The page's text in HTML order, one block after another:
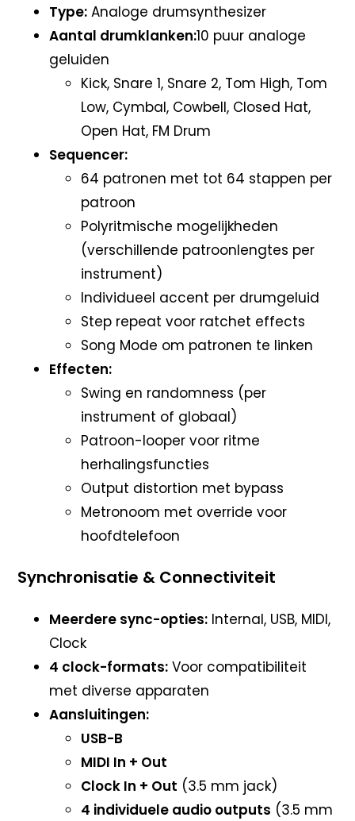
Type: Analoge drumsynthesizer
Aantal drumklanken:10 puur analoge
geluiden
Kick, Snare 1, Snare 2, Tom High, Tom
Low, Cymbal, Cowbell, Closed Hat,
Open Hat, FM Drum
Sequencer:
64 patronen met tot 64 stappen per
patroon
Polyritmische mogelijkheden
(verschillende patroonlengtes per
instrument)
Individueel accent per drumgeluid
Step repeat voor ratchet effects
Song Mode om patronen te linken
Effecten:
Swing en randomness (per
instrument of globaal)
Patroon-looper voor ritme
herhalingsfuncties
Output distortion met bypass
Metronoom met override voor
hoofdtelefoon
Synchronisatie & Connectiviteit
Meerdere sync-opties: Internal, USB, MIDI,
Clock
4 clock-formats: Voor compatibiliteit
met diverse apparaten
Aansluitingen:
USB-B
MIDI In + Out
Clock In + Out (3.5 mm jack)
4 individuele audio outputs (3.5 mm